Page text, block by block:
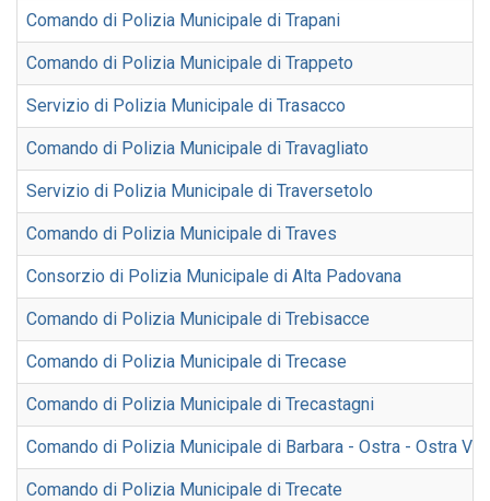
Comando di Polizia Municipale di Trapani
Comando di Polizia Municipale di Trappeto
Servizio di Polizia Municipale di Trasacco
Comando di Polizia Municipale di Travagliato
Servizio di Polizia Municipale di Traversetolo
Comando di Polizia Municipale di Traves
Consorzio di Polizia Municipale di Alta Padovana
Comando di Polizia Municipale di Trebisacce
Comando di Polizia Municipale di Trecase
Comando di Polizia Municipale di Trecastagni
Comando di Polizia Municipale di Barbara - Ostra - Ostra
Comando di Polizia Municipale di Trecate